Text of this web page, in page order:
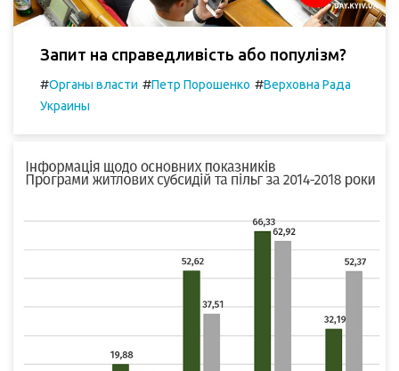
Запит на справедливість або популізм?
#Органы власти #Петр Порошенко #Верховна Рада
Украины